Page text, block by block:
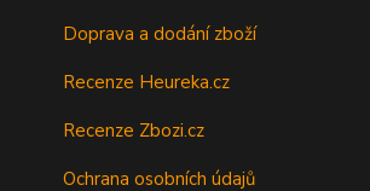
Doprava a dodání zboží
Recenze Heureka.cz
Recenze Zbozi.cz
Ochrana osobních údajů